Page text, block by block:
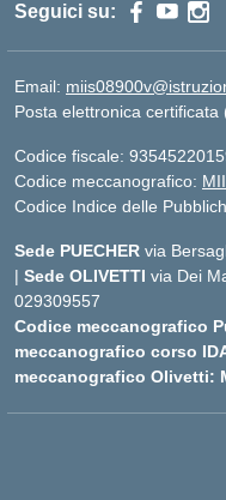
Seguici su:
Email:
Posta elettronica certificata
Codice fiscale:
Codice meccanografico:
Codice Indice delle
Sede PUECHER via
| Sede OLIVETTI via Dei
029309557
Codice meccanografico
meccanografico corso
meccanografico Olivetti: